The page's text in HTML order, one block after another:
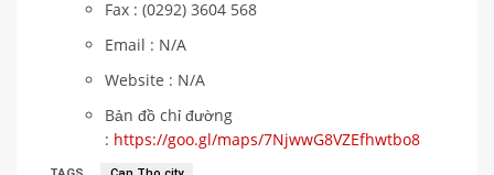
Fax : (0292) 3604 568
Email : N/A
Website : N/A
Bản đồ chỉ đường
: https://goo.gl/maps/7NjwwG8VZEfhwtbo8